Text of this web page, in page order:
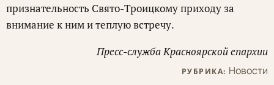
признательность Свято-Троицкому приходу за
внимание к ним и теплую встречу.
Пресс-служба Красноярской епархии
РУБРИКА: Новости